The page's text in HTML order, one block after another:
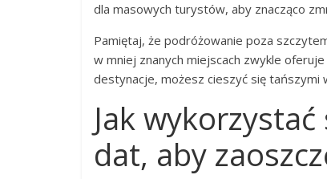
dla masowych turystów, aby znacząco
Pamiętaj, że podróżowanie poza
w mniej znanych miejscach zwykle
destynacje, możesz cieszyć się tańszymi
Jak
dat, aby